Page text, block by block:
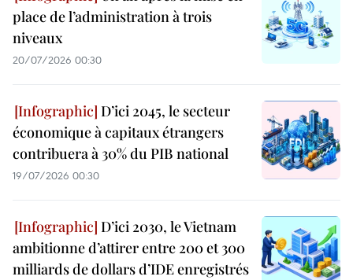
place de l’administration à trois
niveaux
20/07/2026 00:30
D’ici 2045, le secteur
économique à capitaux étrangers
contribuera à 30% du PIB national
19/07/2026 00:30
D’ici 2030, le Vietnam
ambitionne d’attirer entre 200 et 300
milliards de dollars d’IDE enregistrés